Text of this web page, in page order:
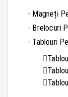
Magneți
Brelocuri
Tablouri